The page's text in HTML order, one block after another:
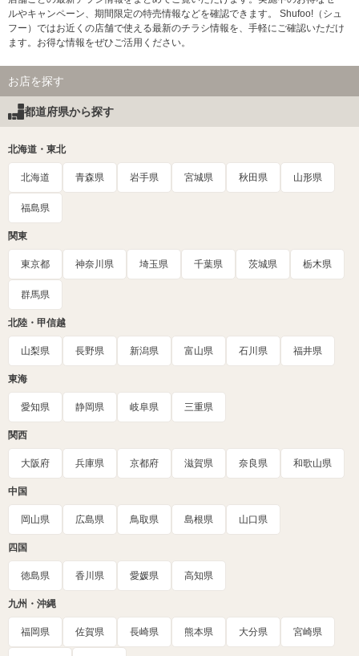
ルやキャンペーン、期間限定の特売情報などを確認できます。 Shufoo!（シュ
フー）ではお近くの店舗で使える最新のチラシ情報を、手軽にご確認いただけ
ます。お得な情報をぜひご活用ください。
お店を探す
都道府県から探す
北海道・東北
北海道 青森県 岩手県 宮城県 秋田県 山形県
福島県
関東
東京都 神奈川県 埼玉県 千葉県 茨城県 栃木県
群馬県
北陸・甲信越
山梨県 長野県 新潟県 富山県 石川県 福井県
東海
愛知県 静岡県 岐阜県 三重県
関西
大阪府 兵庫県 京都府 滋賀県 奈良県 和歌山県
中国
岡山県 広島県 鳥取県 島根県 山口県
四国
徳島県 香川県 愛媛県 高知県
九州・沖縄
福岡県 佐賀県 長崎県 熊本県 大分県 宮崎県